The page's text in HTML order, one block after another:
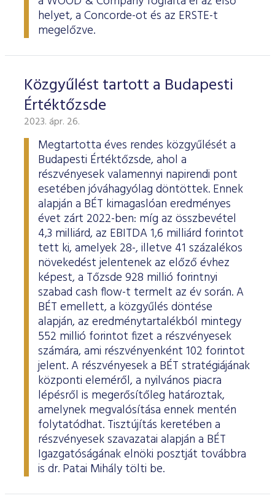
helyet, a Concorde-ot és az ERSTE-t
megelőzve.
Közgyűlést tartott a Budapesti
Értéktőzsde
2023. ápr. 26.
Megtartotta éves rendes közgyűlését a
Budapesti Értéktőzsde, ahol a
részvényesek valamennyi napirendi pont
esetében jóváhagyólag döntöttek. Ennek
alapján a BÉT kimagaslóan eredményes
évet zárt 2022-ben: míg az összbevétel
4,3 milliárd, az EBITDA 1,6 milliárd forintot
tett ki, amelyek 28-, illetve 41 százalékos
növekedést jelentenek az előző évhez
képest, a Tőzsde 928 millió forintnyi
szabad cash flow-t termelt az év során. A
BÉT emellett, a közgyűlés döntése
alapján, az eredménytartalékból mintegy
552 millió forintot fizet a részvényesek
számára, ami részvényenként 102 forintot
jelent. A részvényesek a BÉT stratégiájának
központi eleméről, a nyilvános piacra
lépésről is megerősítőleg határoztak,
amelynek megvalósítása ennek mentén
folytatódhat. Tisztújítás keretében a
részvényesek szavazatai alapján a BÉT
Igazgatóságának elnöki posztját továbbra
is dr. Patai Mihály tölti be.